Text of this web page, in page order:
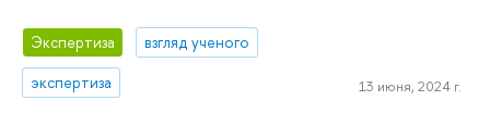
Экспертиза
взгляд ученого
экспертиза
13 июня, 2024 г.